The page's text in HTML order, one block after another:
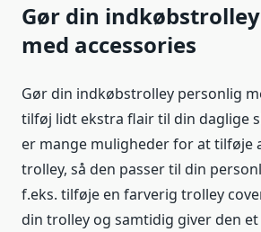
Gør din
med accessories
Gør din indkøbstrolley personlig
tilføj lidt ekstra flair til din daglige
er mange muligheder for at tilføje
trolley, så den passer til din
f.eks. tilføje en farverig trolley
din trolley og samtidig giver den